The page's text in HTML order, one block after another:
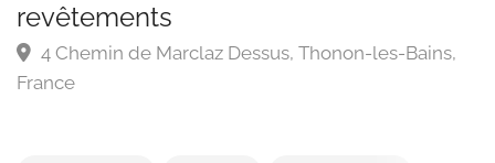
revêtements
4 Chemin de Marclaz Dessus, Thonon-les-Bains,
France